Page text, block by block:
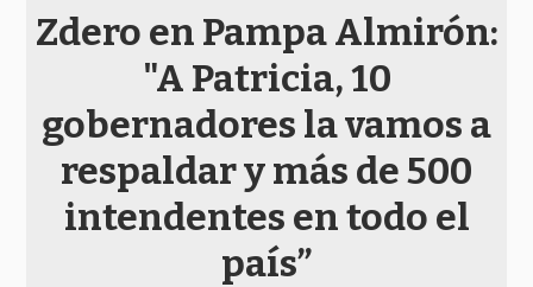
Zdero en Pampa Almirón:
"A Patricia, 10
gobernadores la vamos a
respaldar y más de 500
intendentes en todo el
país”